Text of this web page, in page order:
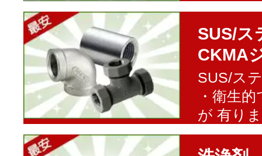
SUS/ス
CKMA
SUS/ス
・衛生
が 有り